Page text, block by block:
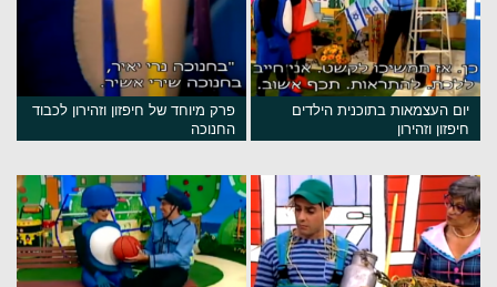
יום העצמאות בתוכנית הילדים
חיפזון וזהירון
פרק מיוחד של חיפזון וזהירון לכבוד
החנוכה